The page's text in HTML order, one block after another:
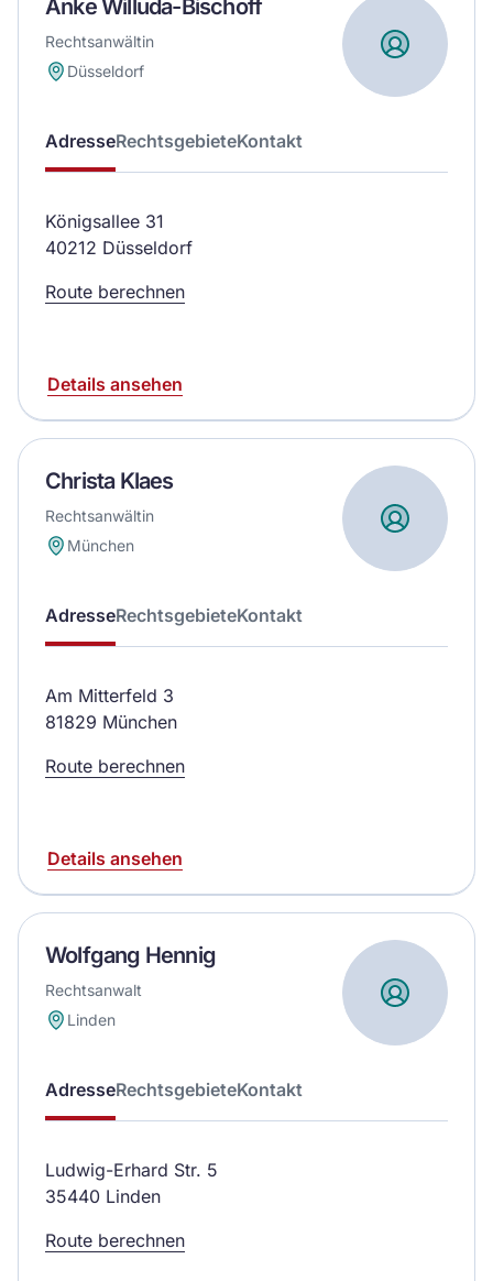
Anke Willuda-Bischoff
Rechtsanwältin
Düsseldorf
AdresseRechtsgebieteKontakt
Königsallee 31
40212 Düsseldorf
Route berechnen
Details ansehen
Christa Klaes
Rechtsanwältin
München
AdresseRechtsgebieteKontakt
Am Mitterfeld 3
81829 München
Route berechnen
Details ansehen
Wolfgang Hennig
Rechtsanwalt
Linden
AdresseRechtsgebieteKontakt
Ludwig-Erhard Str. 5
35440 Linden
Route berechnen